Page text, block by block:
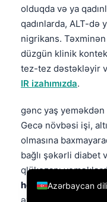
olduqda və ya
qadınlarda, ALT-də
nigrikans. Təxminən
düzgün klinik
tez-tez dəstəkləyir
IR izahımızda.
gənc yaş yeməkdən
Gecə növbəsi işi,
olmasına
bağlı şəkərli diabet
qlükozanı
hemoglobin (HbA1c)
əvvəl yüksəldə bilər.
Azərbaycan dili
English
Deutsch
العربية
Français
עִבְרִית
Italiano
Español
Português
Ελληνικά